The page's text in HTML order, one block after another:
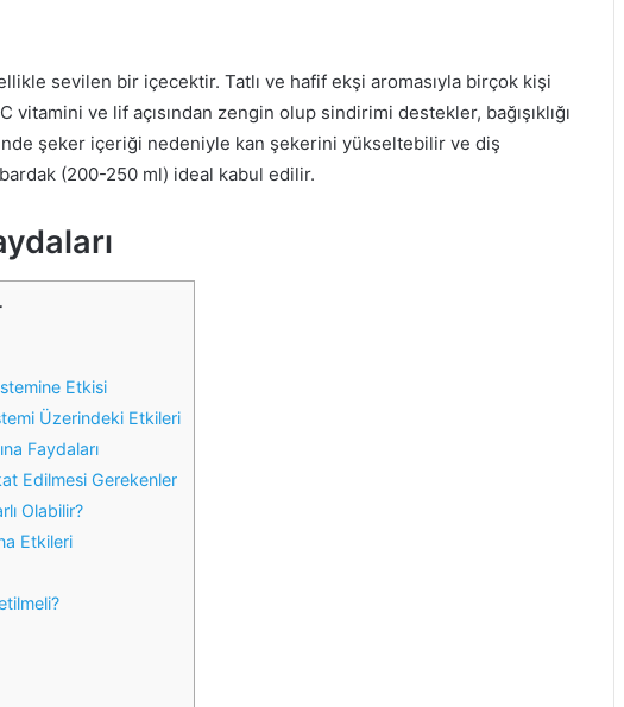
sevilen bir içecektir. Tatlı ve hafif ekşi aromasıyla birçok kişi
vitamini ve lif açısından zengin olup sindirimi destekler, bağışıklığı
şeker içeriği nedeniyle kan şekerini yükseltebilir ve diş
(200-250 ml) ideal kabul edilir.
Etkisi
Üzerindeki Etkileri
Faydaları
Edilmesi Gerekenler
Olabilir?
Etkileri